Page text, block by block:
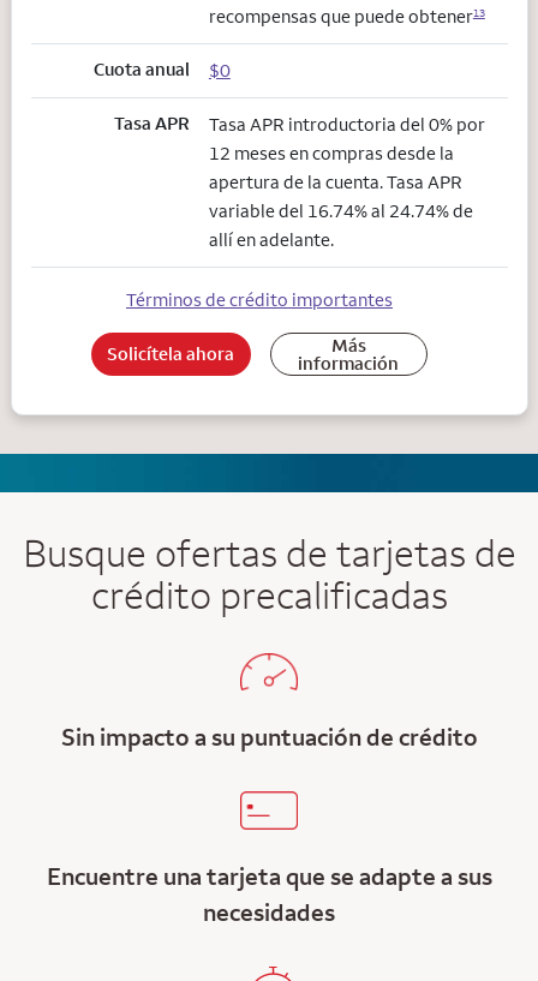
recompensas que puede obtener13
Cuota anual $0
Tasa APR
Tasa APR introductoria del 0% por
12 meses en compras desde la
apertura de la cuenta. Tasa APR
variable del 16.74% al 24.74% de
allí en adelante.
Términos de crédito importantes
Solicítela ahora Más
información
Busque ofertas de tarjetas de
crédito precalificadas
Sin impacto a su puntuación de crédito
Encuentre una tarjeta que se adapte a sus
necesidades